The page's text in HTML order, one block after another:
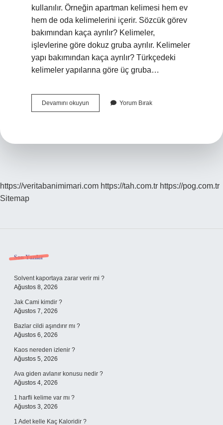
kullanılır. Örneğin apartman kelimesi hem ev
hem de oda kelimelerini içerir. Sözcük görev
bakımından kaça ayrılır? Kelimeler,
işlevlerine göre dokuz gruba ayrılır. Kelimeler
yapı bakımından kaça ayrılır? Türkçedeki
kelimeler yapılarına göre üç gruba…
Devamını okuyun Anlamlarına
Göre
Yorum Bırak
https://veritabanimimari.com https://tah.com.tr https://pog.com.tr
Sitemap
Sidebar
Son Yazılar
Solvent kaportaya zarar verir mi ?
Ağustos 8, 2026
Jak Cami kimdir ?
Ağustos 7, 2026
Bazlar cildi aşındırır mı ?
Ağustos 6, 2026
Kaos nereden izlenir ?
Ağustos 5, 2026
Ava giden avlanır konusu nedir ?
Ağustos 4, 2026
1 harfli kelime var mı ?
Ağustos 3, 2026
1 Adet kelle Kaç Kaloridir ?